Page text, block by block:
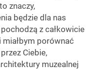
znaczy,
będzie dla nas
z całkowicie
porównać
Ciebie,
muzealnej